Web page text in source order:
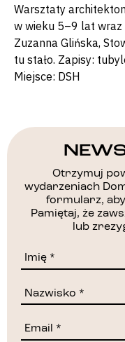
Warsztaty
w wieku 5–9 lat wraz
Zuzanna Glińska,
tu stało. Zapisy:
Miejsce: DSH
Otrzymuj
wydarzeniach
formularz,
Pamiętaj, że
lub